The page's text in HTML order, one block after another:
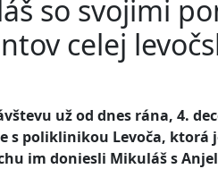
so svojimi
celej
už od dnes rána, 4.
s poliklinikou Levoča, ktorá
im doniesli Mikuláš s